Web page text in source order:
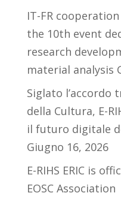
IT-FR
the 10th event
research
material analysis
Siglato l’accordo
della Cultura, E-
il futuro digitale
Giugno 16, 2026
E-RIHS ERIC is
EOSC Association